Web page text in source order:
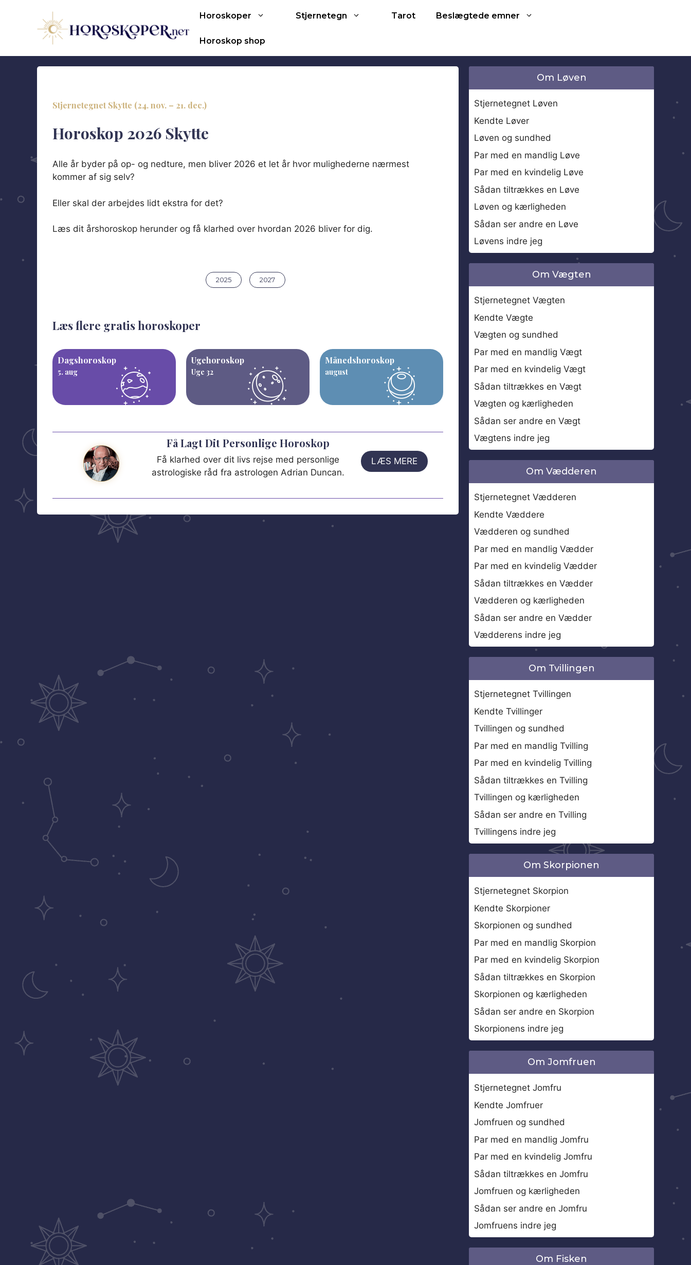
Horoskoper Stjernetegn Tarot Beslægtede emner
Horoskop shop
StjernetegnetSkytte (24. nov. – 21. dec.)
Horoskop 2026 Skytte
Alle år byder på op- og nedture, men bliver 2026 et let år hvor mulighederne nærmest
kommer af sig selv?
Eller skal der arbejdes lidt ekstra for det?
Læs dit årshoroskop herunder og få klarhed over hvordan 2026 bliver for dig.
2025 2027
Læs flere gratis horoskoper
Dagshoroskop
5. aug
Ugehoroskop
Uge 32
Månedshoroskop
august
Få Lagt Dit Personlige Horoskop
Få klarhed over dit livs rejse med personlige
astrologiske råd fra astrologen Adrian Duncan.
LÆS MERE
Om Løven
Stjernetegnet Løven
Kendte Løver
Løven og sundhed
Par med en mandlig Løve
Par med en kvindelig Løve
Sådan tiltrækkes en Løve
Løven og kærligheden
Sådan ser andre en Løve
Løvens indre jeg
Om Vægten
Stjernetegnet Vægten
Kendte Vægte
Vægten og sundhed
Par med en mandlig Vægt
Par med en kvindelig Vægt
Sådan tiltrækkes en Vægt
Vægten og kærligheden
Sådan ser andre en Vægt
Vægtens indre jeg
Om Vædderen
Stjernetegnet Vædderen
Kendte Væddere
Vædderen og sundhed
Par med en mandlig Vædder
Par med en kvindelig Vædder
Sådan tiltrækkes en Vædder
Vædderen og kærligheden
Sådan ser andre en Vædder
Vædderens indre jeg
Om Tvillingen
Stjernetegnet Tvillingen
Kendte Tvillinger
Tvillingen og sundhed
Par med en mandlig Tvilling
Par med en kvindelig Tvilling
Sådan tiltrækkes en Tvilling
Tvillingen og kærligheden
Sådan ser andre en Tvilling
Tvillingens indre jeg
Om Skorpionen
Stjernetegnet Skorpion
Kendte Skorpioner
Skorpionen og sundhed
Par med en mandlig Skorpion
Par med en kvindelig Skorpion
Sådan tiltrækkes en Skorpion
Skorpionen og kærligheden
Sådan ser andre en Skorpion
Skorpionens indre jeg
Om Jomfruen
Stjernetegnet Jomfru
Kendte Jomfruer
Jomfruen og sundhed
Par med en mandlig Jomfru
Par med en kvindelig Jomfru
Sådan tiltrækkes en Jomfru
Jomfruen og kærligheden
Sådan ser andre en Jomfru
Jomfruens indre jeg
Om Fisken